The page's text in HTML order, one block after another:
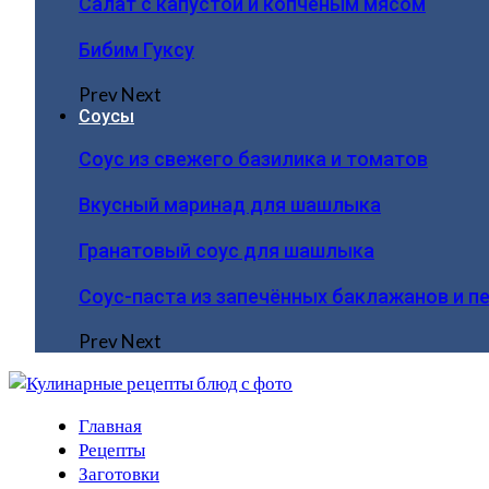
Бибим Гуксу
PrevNext
Соусы
Соус из свежего базилика и томатов
Вкусный маринад для шашлыка
Гранатовый соус для шашлыка
Соус-паста из запечённых баклажанов и
PrevNext
Главная
Рецепты
Заготовки